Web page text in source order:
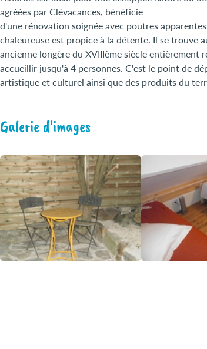
agréées par Clévacances, bénéficie
d'une rénovation soignée avec poutres
chaleureuse est propice à la détente. Il se trouve
ancienne longère du XVIIIème siècle entièrement
accueillir jusqu'à 4 personnes. C'est le point de
artistique et culturel ainsi que des produits du
Galerie d'images